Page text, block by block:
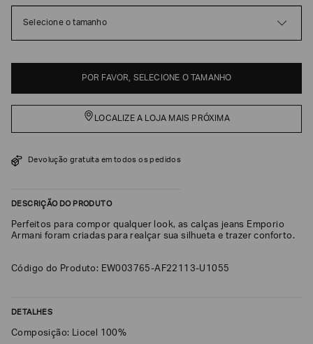
Selecione o tamanho
POR FAVOR, SELECIONE O TAMANHO
LOCALIZE A LOJA MAIS PRÓXIMA
Devolução gratuita em todos os pedidos
DESCRIÇÃO DO PRODUTO
Perfeitos para compor qualquer look, as calças jeans Emporio
Armani foram criadas para realçar sua silhueta e trazer conforto.
Código do Produto: EW003765-AF22113-U1055
DETALHES
Composição: Liocel 100%
Emporio
Femininos
Armani
Values